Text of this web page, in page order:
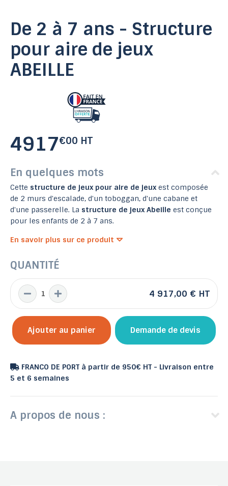
De 2 à 7 ans - Structure
pour aire de jeux
ABEILLE
4917€00 HT
En quelques mots
Cette structure de jeux pour aire de jeuxest composée
de 2 murs d'escalade, d'un toboggan, d'une cabane et
d'une passerelle. La structure de jeux Abeille est conçue
pour les enfants de 2 à 7 ans.
En savoir plus sur ce produit
QUANTITÉ
4 917,00 € HT
Ajouter au panier Demande de devis
FRANCO DE PORT à partir de 950€ HT - Livraison entre
5 et 6 semaines
A propos de nous :